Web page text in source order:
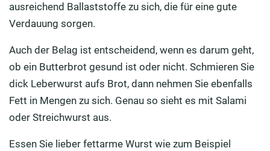
ausreichend Ballaststoffe zu sich, die für eine gute
Verdauung sorgen.
Auch der Belag ist entscheidend, wenn es darum geht,
ob ein Butterbrot gesund ist oder nicht. Schmieren Sie
dick Leberwurst aufs Brot, dann nehmen Sie ebenfalls
Fett in Mengen zu sich. Genau so sieht es mit Salami
oder Streichwurst aus.
Essen Sie lieber fettarme Wurst wie zum Beispiel